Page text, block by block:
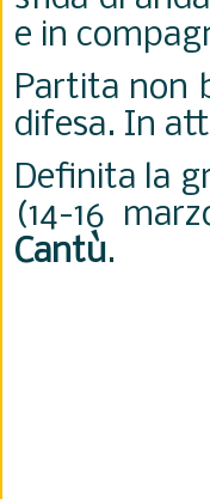
e in
Partita non
difesa. In
Definita la
(14-16
Cantù.